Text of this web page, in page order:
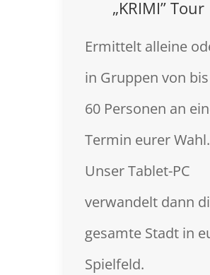
„KRIMI” Tour
Ermittelt alleine
in Gruppen von
60 Personen an
Termin eurer Wahl.
Unser Tablet-PC
verwandelt dann
gesamte Stadt in
Spielfeld.